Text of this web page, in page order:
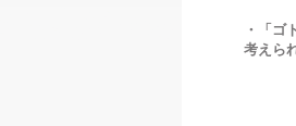
・「ゴ
考えら